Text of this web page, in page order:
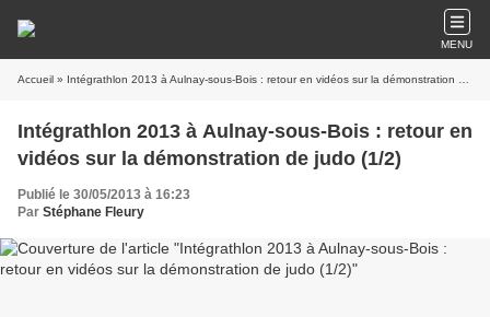
MENU
Accueil » Intégrathlon 2013 à Aulnay-sous-Bois : retour en vidéos sur la démonstration de judo (1/2)
Intégrathlon 2013 à Aulnay-sous-Bois : retour en
vidéos sur la démonstration de judo (1/2)
Publié le 30/05/2013 à 16:23
Par Stéphane Fleury